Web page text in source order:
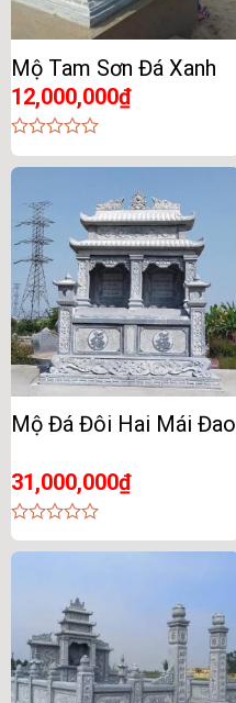
Mộ Tam Sơn Đá Xanh
12,000,000₫
0
out
Mộ Đá Đôi Hai Mái Đao
31,000,000₫
0
out